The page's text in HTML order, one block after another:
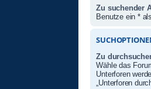
Zu suchender
Benutze ein *
Zu
Wähle das
Unterforen
„Unterforen